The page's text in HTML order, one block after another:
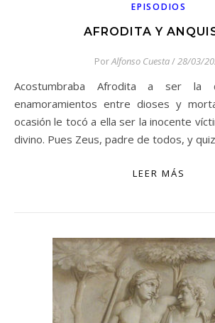
EPISODIOS
AFRODITA Y
PorAlfonso Cuesta/28/03/
Acostumbraba Afrodita a ser la culpable de los
enamoramientos entre dioses y
ocasión le tocó a ella ser la inocente
divino. Pues Zeus, padre de todos, y
LEER MÁS